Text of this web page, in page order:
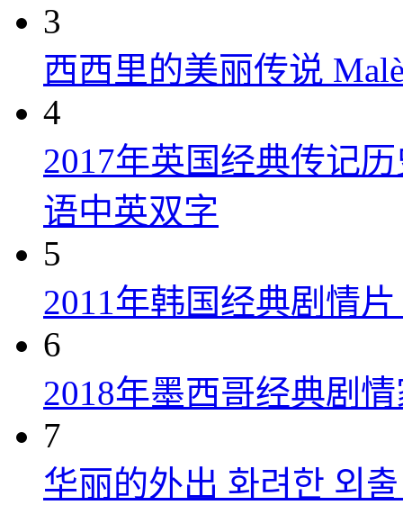
3
西西里的美丽传说
4
2017年英国经典传记
语中英双字
5
2011年韩国经典剧情
6
2018年墨西哥经典剧
7
华丽的外出 화려한 외